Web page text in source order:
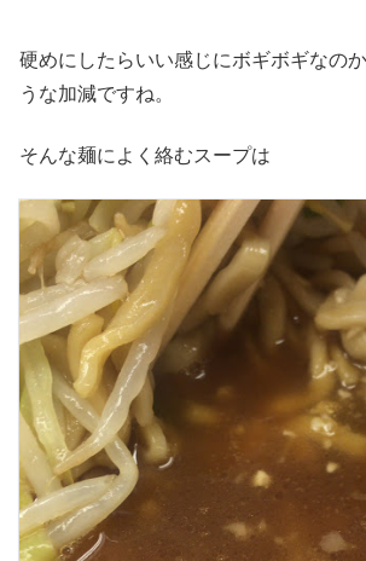
硬めにしたらいい感じにボギボギなの
うな加減ですね。
そんな麺によく絡むスープは